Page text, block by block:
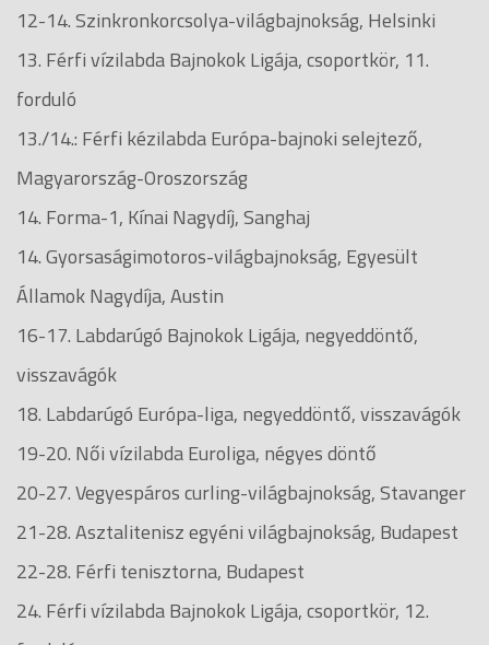
12-14. Szinkronkorcsolya-világbajnokság, Helsinki
13. Férfi vízilabda Bajnokok Ligája, csoportkör, 11.
forduló
13./14.: Férfi kézilabda Európa-bajnoki selejtező,
Magyarország-Oroszország
14. Forma-1, Kínai Nagydíj, Sanghaj
14. Gyorsaságimotoros-világbajnokság, Egyesült
Államok Nagydíja, Austin
16-17. Labdarúgó Bajnokok Ligája, negyeddöntő,
visszavágók
18. Labdarúgó Európa-liga, negyeddöntő, visszavágók
19-20. Női vízilabda Euroliga, négyes döntő
20-27. Vegyespáros curling-világbajnokság, Stavanger
21-28. Asztalitenisz egyéni világbajnokság, Budapest
22-28. Férfi tenisztorna, Budapest
24. Férfi vízilabda Bajnokok Ligája, csoportkör, 12.